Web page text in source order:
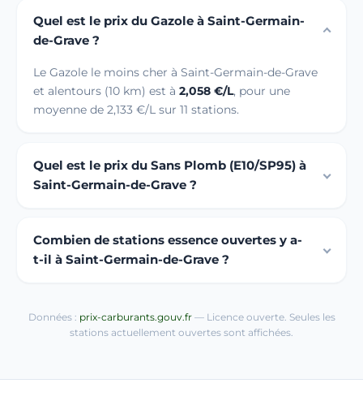
Quel est le prix du Gazole à Saint-Germain-
de-Grave ?
Le Gazole le moins cher à Saint-Germain-de-Grave
et alentours (10 km) est à 2,058 €/L, pour une
moyenne de 2,133 €/L sur 11 stations.
Quel est le prix du Sans Plomb (E10/SP95) à
Saint-Germain-de-Grave ?
Combien de stations essence ouvertes y a-
t-il à Saint-Germain-de-Grave ?
Données : prix-carburants.gouv.fr— Licence ouverte. Seules les
stations actuellement ouvertes sont affichées.